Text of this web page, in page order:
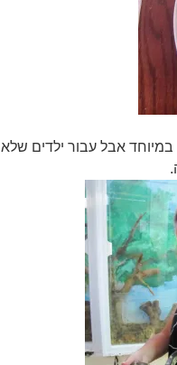
אבל עבור ילדים שלא